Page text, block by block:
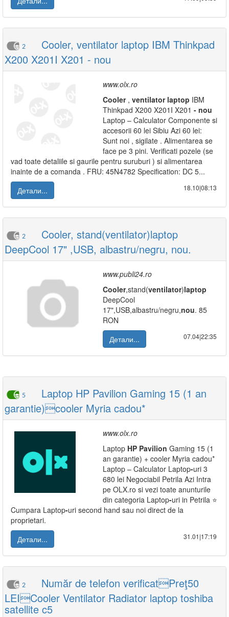
2
Cooler, ventilator laptop IBM Thinkpad
X200 X201I X201 - nou
www.olx.ro
Cooler, ventilator laptop IBM
Thinkpad X200 X201I X201 - nou
Laptop – Calculator Componente si
accesorii 60 lei Sibiu Azi 60 lei:
Sunt noi , sigilate . Alimentarea se
face pe 3 pini. Verificati pozele (se
vad toate detaliile si gaurile pentru suruburi ) si alimentarea
inainte de a comanda . FRU: 45N4782 Specification: DC 5...
Детали...
18.10|08:13
2
Cooler, stand(ventilator)laptop
DeepCool 17" ,USB, albastru/negru, nou.
www.publi24.ro
Cooler,stand(ventilator)laptop
DeepCool
17",USB,albastru/negru,nou. 85
RON
Детали...
07.04|22:35
5
Laptop HP Pavilion Gaming 15 (1 an
garantie)cooler Myria cadou*
www.olx.ro
Laptop HP Pavilion Gaming 15 (1
an garantie) + cooler Myria cadou*
Laptop – Calculator Laptop-uri 3
680 lei Negociabil Petrila Azi Intra
pe OLX.ro si vezi toate anunturile
din categoria Laptop-uri in Petrila ⭐
Cumpara Laptop-uri second hand sau noi direct de la
proprietari.
Детали...
31.01|17:19
2
Număr de telefon verificatPreţ50
LEICooler Ventilator Radiator laptop toshiba
satellite c5